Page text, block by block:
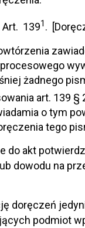
Art. 1391 .
żadnego
art. 139 §
o tym
tego
do akt
dowodu na
doręczeń
podmiot